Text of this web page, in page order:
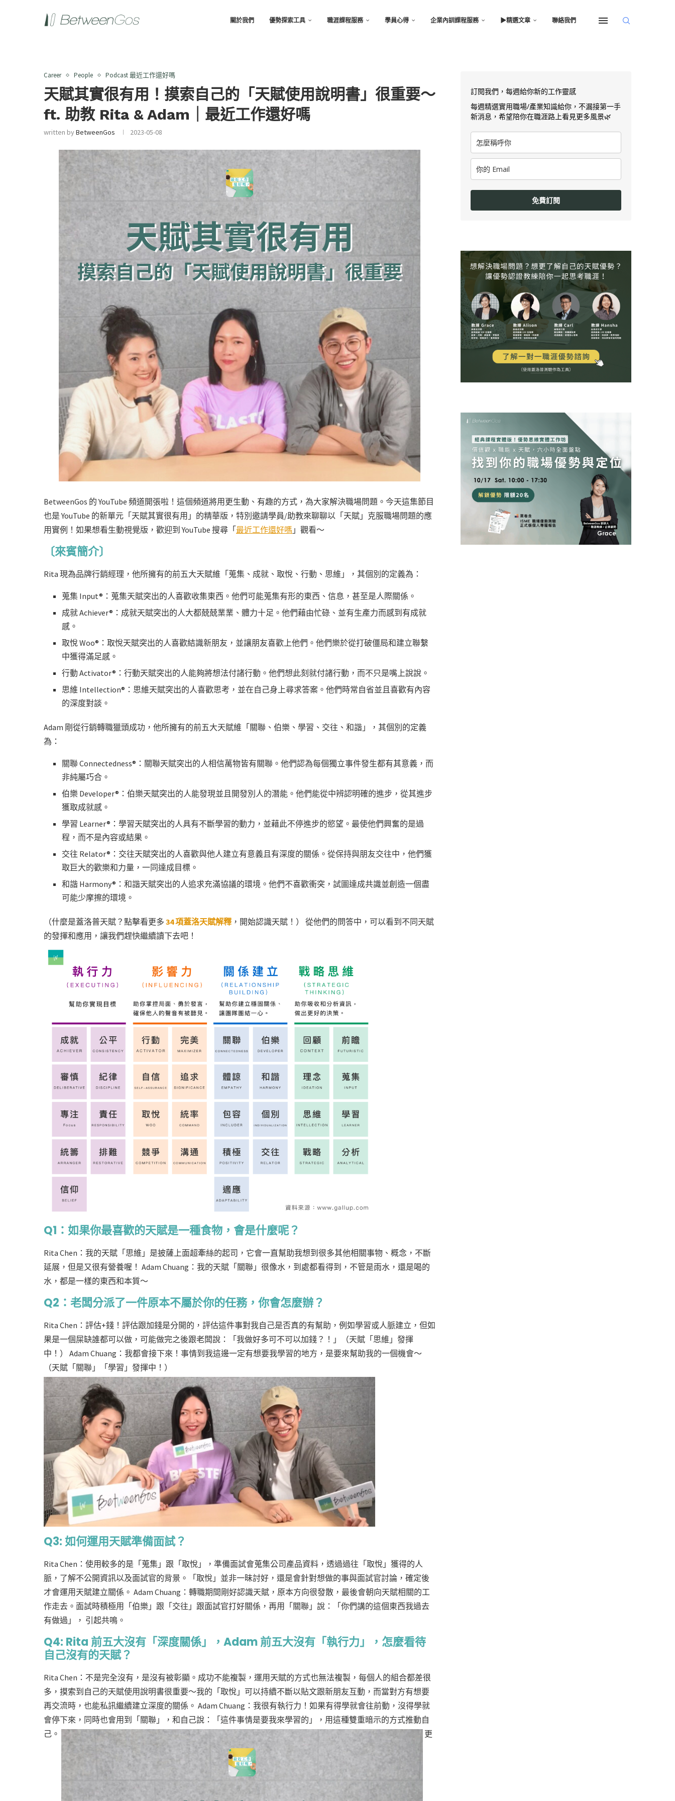
關於我們 優勢探索工具 職涯課程服務 學員心得 企業內訓課程服務 ▶︎精選文章 聯絡我們
Career People Podcast 最近工作還好嗎
天賦其實很有用！摸索自己的「天賦使用說明書」很重要～
ft. 助教 Rita & Adam｜最近工作還好嗎
written byBetweenGos 2023-05-08
BetweenGos 的 YouTube 頻道開張啦！這個頻道將用更生動、有趣的方式，為大家解決職場問題。今天這集節目
也是 YouTube 的新單元「天賦其實很有用」的精華版，特別邀請學員/助教來聊聊以「天賦」克服職場問題的應
用實例！如果想看生動視覺版，歡迎到 YouTube 搜尋「 最近工作還好嗎 」觀看～
〔來賓簡介〕
Rita 現為品牌行銷經理，他所擁有的前五大天賦維「蒐集、成就、取悅、行動、思維」，其個別的定義為：
蒐集 Input®：蒐集天賦突出的人喜歡收集東西。他們可能蒐集有形的東西、信息，甚至是人際關係。
成就 Achiever®：成就天賦突出的人大都兢兢業業、體力十足。他們藉由忙碌、並有生產力而感到有成就
感。
取悅 Woo®：取悅天賦突出的人喜歡結識新朋友，並讓朋友喜歡上他們。他們樂於從打破僵局和建立聯繫
中獲得滿足感。
行動 Activator®：行動天賦突出的人能夠將想法付諸行動。他們想此刻就付諸行動，而不只是嘴上說說。
思維 Intellection®：思維天賦突出的人喜歡思考，並在自己身上尋求答案。他們時常自省並且喜歡有內容
的深度對談。
Adam 剛從行銷轉職獵頭成功，他所擁有的前五大天賦維「關聯、伯樂、學習、交往、和諧」，其個別的定義
為：
關聯 Connectedness®：關聯天賦突出的人相信萬物皆有關聯。他們認為每個獨立事件發生都有其意義，而
非純屬巧合。
伯樂 Developer®：伯樂天賦突出的人能發現並且開發別人的潛能。他們能從中辨認明確的進步，從其進步
獲取成就感。
學習 Learner®：學習天賦突出的人具有不斷學習的動力，並藉此不停進步的慾望。最使他們興奮的是過
程，而不是內容或結果。
交往 Relator®：交往天賦突出的人喜歡與他人建立有意義且有深度的關係。從保持與朋友交往中，他們獲
取巨大的歡樂和力量，一同達成目標。
和諧 Harmony®：和諧天賦突出的人追求充滿協議的環境。他們不喜歡衝突，試圖達成共識並創造一個盡
可能少摩擦的環境。
（什麼是蓋洛普天賦？點擊看更多 34 項蓋洛天賦解釋 ，開始認識天賦！） 從他們的問答中，可以看到不同天賦
的發揮和應用，讓我們趕快繼續讀下去吧！
Q1：如果你最喜歡的天賦是一種食物，會是什麼呢？
Rita Chen：我的天賦「思維」是披薩上面超牽絲的起司，它會一直幫助我想到很多其他相關事物、概念，不斷
延展，但是又很有營養喔！ Adam Chuang：我的天賦「關聯」很像水，到處都看得到，不管是雨水，還是喝的
水，都是一樣的東西和本質～
Q2：老闆分派了一件原本不屬於你的任務，你會怎麼辦？
Rita Chen：評估+錢！評估跟加錢是分開的，評估這件事對我自己是否真的有幫助，例如學習或人脈建立，但如
果是一個屎缺誰都可以做，可能做完之後跟老闆說：「我做好多可不可以加錢？！」（天賦「思維」發揮
中！） Adam Chuang：我都會接下來！事情到我這邊一定有想要我學習的地方，是要來幫助我的一個機會～
（天賦「關聯」「學習」發揮中！）
Q3: 如何運用天賦準備面試？
Rita Chen：使用較多的是「蒐集」跟「取悅」，準備面試會蒐集公司產品資料，透過過往「取悅」獲得的人
脈，了解不公開資訊以及面試官的背景。「取悅」並非一昧討好，還是會針對想做的事與面試官討論，確定後
才會運用天賦建立關係。 Adam Chuang：轉職期間剛好認識天賦，原本方向很發散，最後會朝向天賦相關的工
作走去。面試時積極用「伯樂」跟「交往」跟面試官打好關係，再用「關聯」說：「你們講的這個東西我過去
有做過」， 引起共鳴。
Q4: Rita 前五大沒有「深度關係」，Adam 前五大沒有「執行力」，怎麼看待
自己沒有的天賦？
Rita Chen：不是完全沒有，是沒有被彰顯。成功不能複製，運用天賦的方式也無法複製，每個人的組合都差很
多，摸索到自己的天賦使用說明書很重要～我的「取悅」可以持續不斷以貼文跟新朋友互動，而當對方有想要
再交流時，也能私訊繼續建立深度的關係。 Adam Chuang：我很有執行力！如果有得學就會往前動，沒得學就
會停下來，同時也會用到「關聯」，和自己說：「這件事情是要我來學習的」，用這種雙重暗示的方式推動自
己。
更
訂閱我們，每週給你新的工作靈感
每週精選實用職場/產業知識給你，不漏接第一手
新消息，希望陪你在職涯路上看見更多風景🌿
免費訂閱